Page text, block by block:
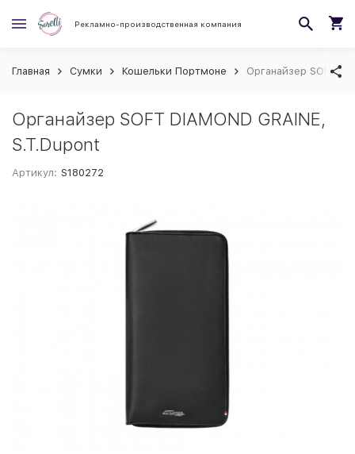
Рекламно-производственная компания
Главная Сумки Кошельки Портмоне Органайзер SOFT
Органайзер SOFT DIAMOND GRAINE,
S.T.Dupont
Артикул: S180272